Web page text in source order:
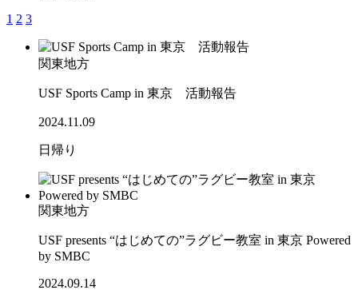
1 2 3
関東地方
USF Sports Camp in 東京 活動報告
2024.11.09
日帰り
関東地方
USF presents “はじめての”ラグビー教室 in 東京 Powered
by SMBC
2024.09.14